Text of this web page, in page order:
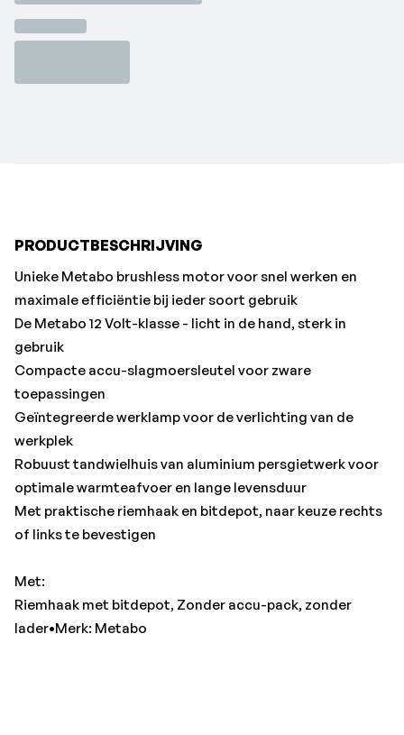
Compacte accu-slagmoersleutel voor zware
toepassingen
werkplek
Riemhaak met bitdepot, Zonder accu-pack, zonder
lader•Merk: Metabo
PRODUCTBESCHRIJVING
Unieke Metabo brushless motor voor snel werken en
maximale efficiëntie bij ieder soort gebruik
De Metabo 12 Volt-klasse - licht in de hand, sterk in
gebruik
Compacte accu-slagmoersleutel voor zware
toepassingen
Geïntegreerde werklamp voor de verlichting van de
werkplek
Robuust tandwielhuis van aluminium persgietwerk voor
optimale warmteafvoer en lange levensduur
Met praktische riemhaak en bitdepot, naar keuze rechts
of links te bevestigen
Met:
Riemhaak met bitdepot, Zonder accu-pack, zonder
lader•Merk: Metabo